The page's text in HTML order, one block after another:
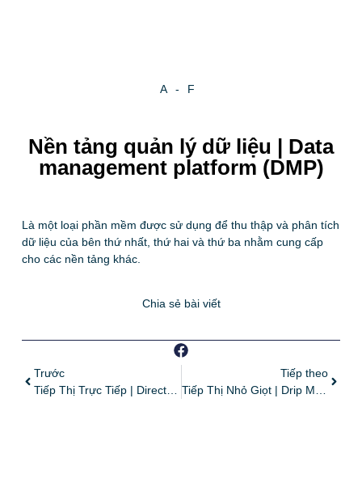
A-F
Nền tảng quản lý dữ liệu | Data
management platform (DMP)
Là một loại phần mềm được sử dụng để thu thập và phân tích
dữ liệu của bên thứ nhất, thứ hai và thứ ba nhằm cung cấp
cho các nền tảng khác.
Chia sẻ bài viết
Trước
Tiếp Thị Trực Tiếp | Direct Marketing
Tiếp theo